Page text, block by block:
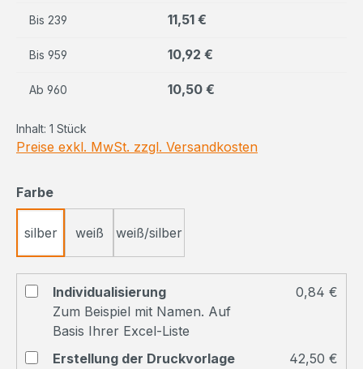
Bis 239 11,51 €
Bis 959 10,92 €
Ab 960 10,50 €
Inhalt: 1 Stück
Preise exkl. MwSt. zzgl. Versandkosten
Farbeauswählen
silber weiß weiß/silber
Individualisierung
Zum Beispiel mit Namen. Auf
Basis Ihrer Excel-Liste
0,84 €
Erstellung der Druckvorlage
42,50 €